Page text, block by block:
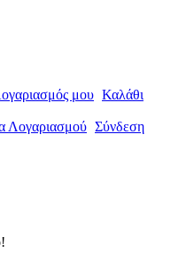
μου Καλάθι
Λογαριασμού Σύνδεση